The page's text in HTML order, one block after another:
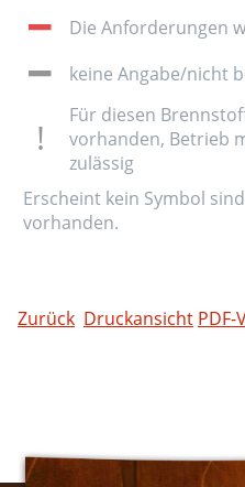
Die Anforderungen
keine Angabe/nicht
Für diesen
vorhanden, Betrieb
zulässig
Erscheint kein Symbol
vorhanden.
Zurück Druckansicht PDF-